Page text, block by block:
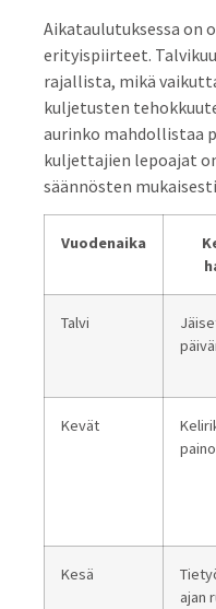
Aikataulutuksessa on
erityispiirteet.
rajallista, mikä
kuljetusten
aurinko mahdollistaa
kuljettajien lepoajat
säännösten
Vuodenaika
Talvi
Kevät
Kesä
ajan